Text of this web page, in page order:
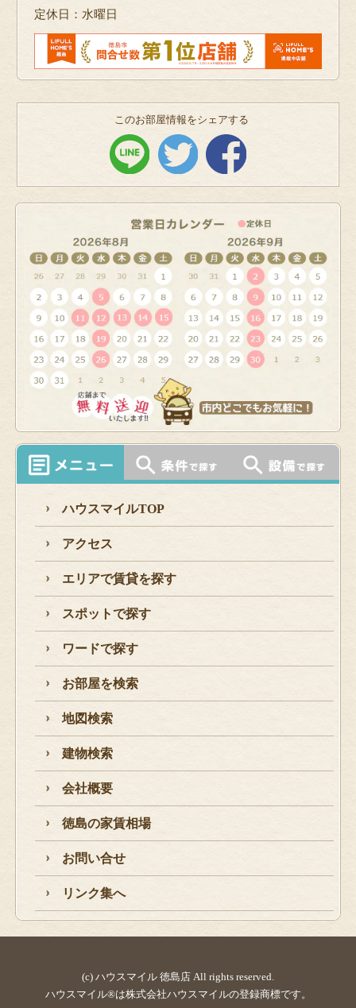
定休日：水曜日
このお部屋情報をシェアする
ハウスマイルTOP
アクセス
エリアで賃貸を探す
スポットで探す
ワードで探す
お部屋を検索
地図検索
建物検索
会社概要
徳島の家賃相場
お問い合せ
リンク集へ
(c) ハウスマイル 徳島店 All rights reserved.
ハウスマイル®は株式会社ハウスマイルの登録商標です。